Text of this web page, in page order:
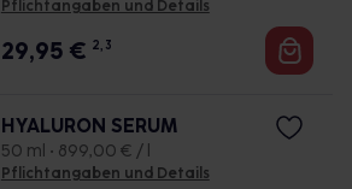
Pflichtangaben und Details
29,95 € 2, 3
HYALURON SERUM
50 ml • 899,00 € / l
Pflichtangaben und Details